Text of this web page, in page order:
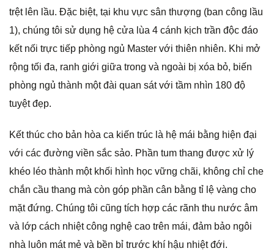
trệt lên lầu. Đặc biệt, tại khu vực sân thượng (ban công lầu
1), chúng tôi sử dụng hệ cửa lùa 4 cánh kịch trần độc đáo
kết nối trực tiếp phòng ngủ Master với thiên nhiên. Khi mở
rộng tối đa, ranh giới giữa trong và ngoài bị xóa bỏ, biến
phòng ngủ thành một đài quan sát với tầm nhìn 180 độ
tuyệt đẹp.
Kết thúc cho bản hòa ca kiến trúc là hệ mái bằng hiện đại
với các đường viền sắc sảo. Phần tum thang được xử lý
khéo léo thành một khối hình học vững chãi, không chỉ che
chắn cầu thang mà còn góp phần cân bằng tỉ lệ vàng cho
mặt đứng. Chúng tôi cũng tích hợp các rãnh thu nước âm
và lớp cách nhiệt công nghệ cao trên mái, đảm bảo ngôi
nhà luôn mát mẻ và bền bỉ trước khí hậu nhiệt đới.